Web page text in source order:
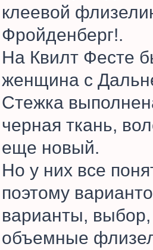
клеевой
Фройденберг!.
На Квилт Фесте
женщина с
Стежка
черная ткань,
еще новый.
Но у них все
поэтому
варианты,
объемные